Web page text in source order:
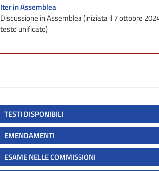
Iter in Assemblea
Discussione in Assemblea (iniziata il 7 ottobre
testo unificato)
TESTI DISPONIBILI
EMENDAMENTI
ESAME NELLE COMMISSIONI